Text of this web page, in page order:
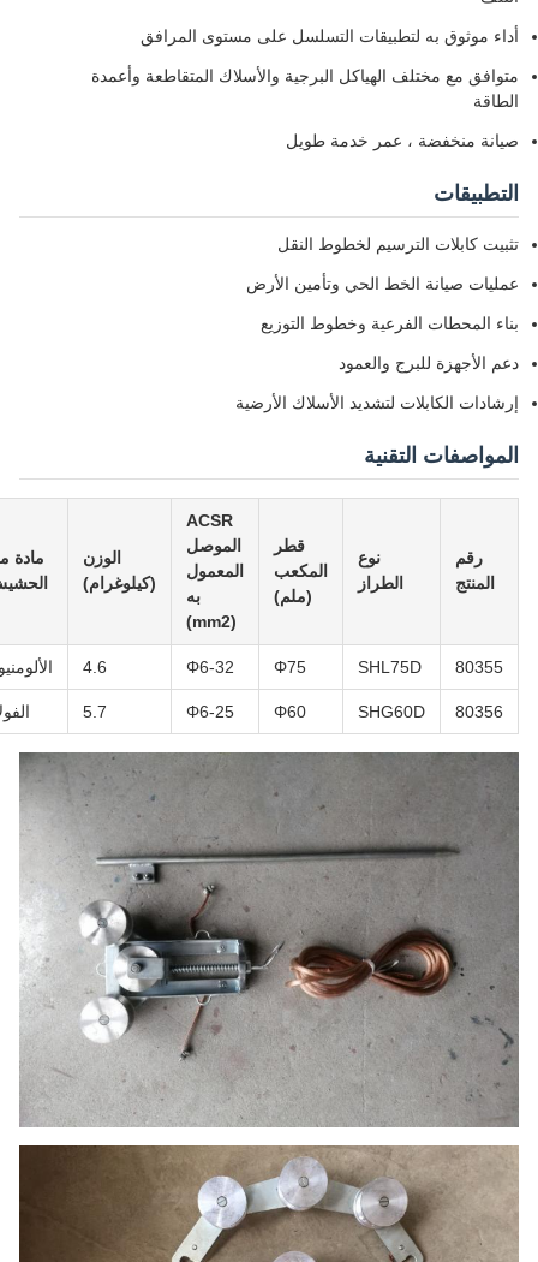
موثوق به لتطبيقات التسلسل على مستوى المرافق
مع مختلف الهياكل البرجية والأسلاك المتقاطعة وأعمدة
منخفضة ، عمر خدمة طويل
كابلات الترسيم لخطوط النقل
صيانة الخط الحي وتأمين الأرض
المحطات الفرعية وخطوط التوزيع
الأجهزة للبرج والعمود
الكابلات لتشديد الأسلاك الأرضية
التقنية
المنتج
الطراز
قطر
المكعب
(ملم)
ACSR
الموصل
المعمول
الوزن
(كيلوغرام)
مادة من
الحشيش
80355
SHL75D
Φ75
Φ6-32 الألومنيوم
80356
SHG60D
Φ60
Φ6-25 الفولاذ